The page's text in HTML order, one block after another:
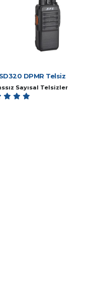
DPMR Telsiz
Sayısal Telsizler